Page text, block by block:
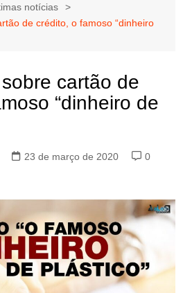
notícias
de crédito, o famoso “dinheiro
cartão de
“dinheiro de
23 de março de 2020
0